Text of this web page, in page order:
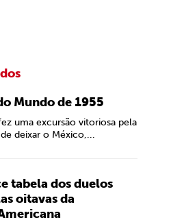
Mundo de 1955
uma excursão vitoriosa pela
deixar o México,...
tabela dos duelos
oitavas da